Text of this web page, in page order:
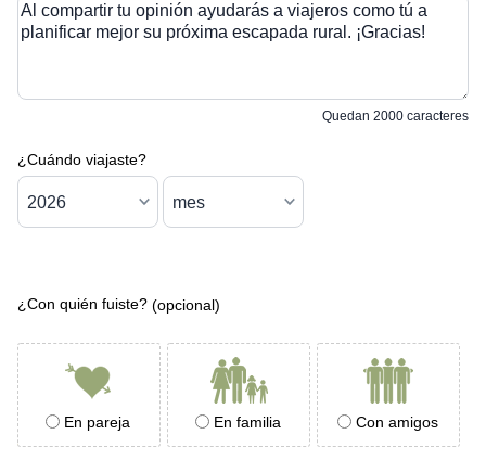
Al compartir tu opinión ayudarás a viajeros como tú a
planificar mejor su próxima escapada rural. ¡Gracias!
Quedan 2000 caracteres
¿Cuándo viajaste?
¿Con quién fuiste? (opcional)
En pareja En familia Con amigos